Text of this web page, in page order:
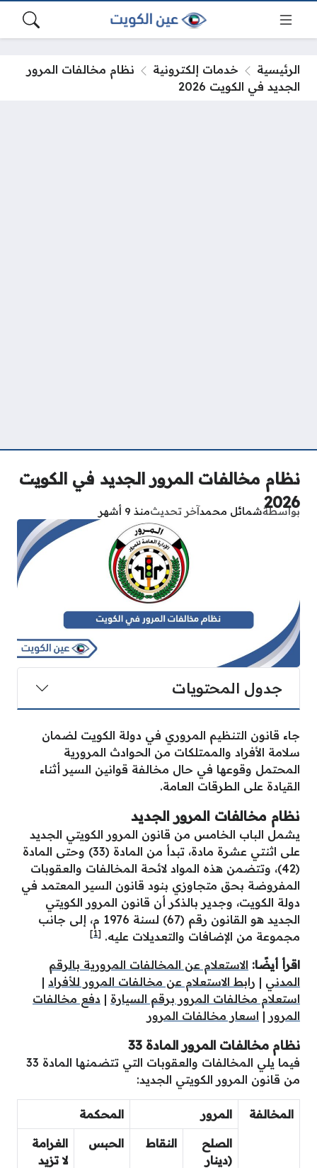
الرئيسية خدمات إلكترونية
نظام مخالفات المرور
الجديد في الكويت 2026
نظام مخالفات المرور الجديد في الكويت
2026
بواسطةشمائل محمدآخر تحديثمنذ 9 أشهر
جدول المحتويات
جاء قانون التنظيم المروري في دولة الكويت لضمان
سلامة الأفراد والممتلكات من الحوادث المرورية
المحتمل وقوعها في حال مخالفة قوانين السير أثناء
القيادة على الطرقات العامة.
نظام مخالفات المرور الجديد
يشمل الباب الخامس من قانون المرور الكويتي الجديد
على اثنتي عشرة مادة، تبدأ من المادة (33) وحتى المادة
(42)، وتتضمن هذه المواد لائحة المخالفات والعقوبات
المفروضة بحق متجاوزي بنود قانون السير المعتمد في
دولة الكويت، وجدير بالذكر أن قانون المرور الكويتي
الجديد هو القانون رقم (67) لسنة 1976 م، إلى جانب
مجموعة من الإضافات والتعديلات عليه. [1]
اقرأ أيضًا: الاستعلام عن المخالفات المرورية بالرقم
المدني | رابط الاستعلام عن مخالفات المرور للأفراد |
استعلام مخالفات المرور برقم السيارة | دفع مخالفات
المرور | اسعار مخالفات المرور
نظام مخالفات المرور المادة 33
فيما يلي المخالفات والعقوبات التي تتضمنها المادة 33
من قانون المرور الكويتي الجديد:
المخالفة المرور المحكمة
الصلح
(دينار
النقاط الحبس
الغرامة
لا تزيد